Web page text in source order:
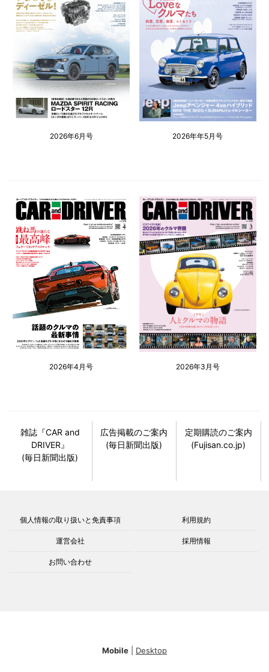
2026年6月号 2026年年5月号
2026年4月号 2026年3月号
雑誌『CAR and
DRIVER』
(毎日新聞出版)
広告掲載のご案内
(毎日新聞出版)
定期購読のご案内
(Fujisan.co.jp)
個人情報の取り扱いと免責事項 利用規約
運営会社 採用情報
お問い合わせ
Mobile Desktop